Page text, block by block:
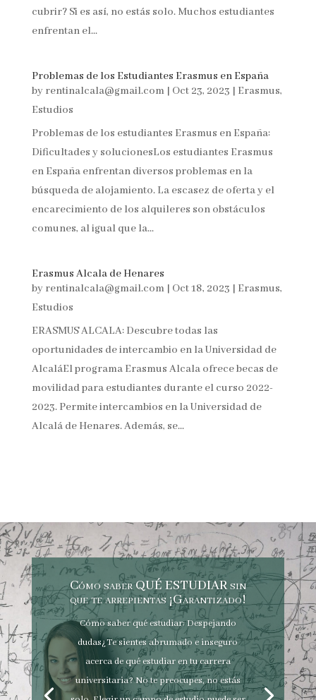
cubrir? Si es así, no estás solo. Muchos estudiantes
enfrentan el...
Problemas de los Estudiantes Erasmus en España
by rentinalcala@gmail.com| Oct 23, 2023 | Erasmus,
Estudios
Problemas de los estudiantes Erasmus en España:
Dificultades y solucionesLos estudiantes Erasmus
en España enfrentan diversos problemas en la
búsqueda de alojamiento. La escasez de oferta y el
encarecimiento de los alquileres son obstáculos
comunes, al igual que la...
Erasmus Alcala de Henares
by rentinalcala@gmail.com| Oct 18, 2023 | Erasmus,
Estudios
ERASMUS ALCALA: Descubre todas las
oportunidades de intercambio en la Universidad de
AlcaláEl programa Erasmus Alcala ofrece becas de
movilidad para estudiantes durante el curso 2022-
2023. Permite intercambios en la Universidad de
Alcalá de Henares. Además, se...
Cómo saber QUÉ ESTUDIAR sin
que te arrepientas ¡Garantizado!
Cómo saber qué estudiar: Despejando
dudas¿Te sientes abrumado e inseguro
acerca de qué estudiar en tu carrera
universitaria? No te preocupes, no estás